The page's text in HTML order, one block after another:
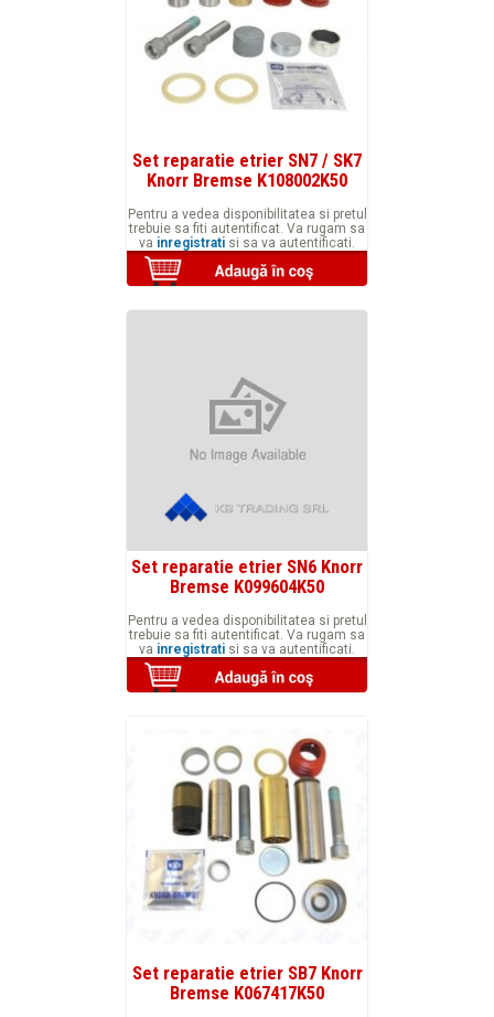
Set reparatie etrier SN7 / SK7
Knorr Bremse K108002K50
Pentru a vedea disponibilitatea si pretul
trebuie sa fiti autentificat. Va rugam sa
va inregistrati si sa va autentificati.
Set reparatie etrier SN6 Knorr
Bremse K099604K50
Pentru a vedea disponibilitatea si pretul
trebuie sa fiti autentificat. Va rugam sa
va inregistrati si sa va autentificati.
Set reparatie etrier SB7 Knorr
Bremse K067417K50